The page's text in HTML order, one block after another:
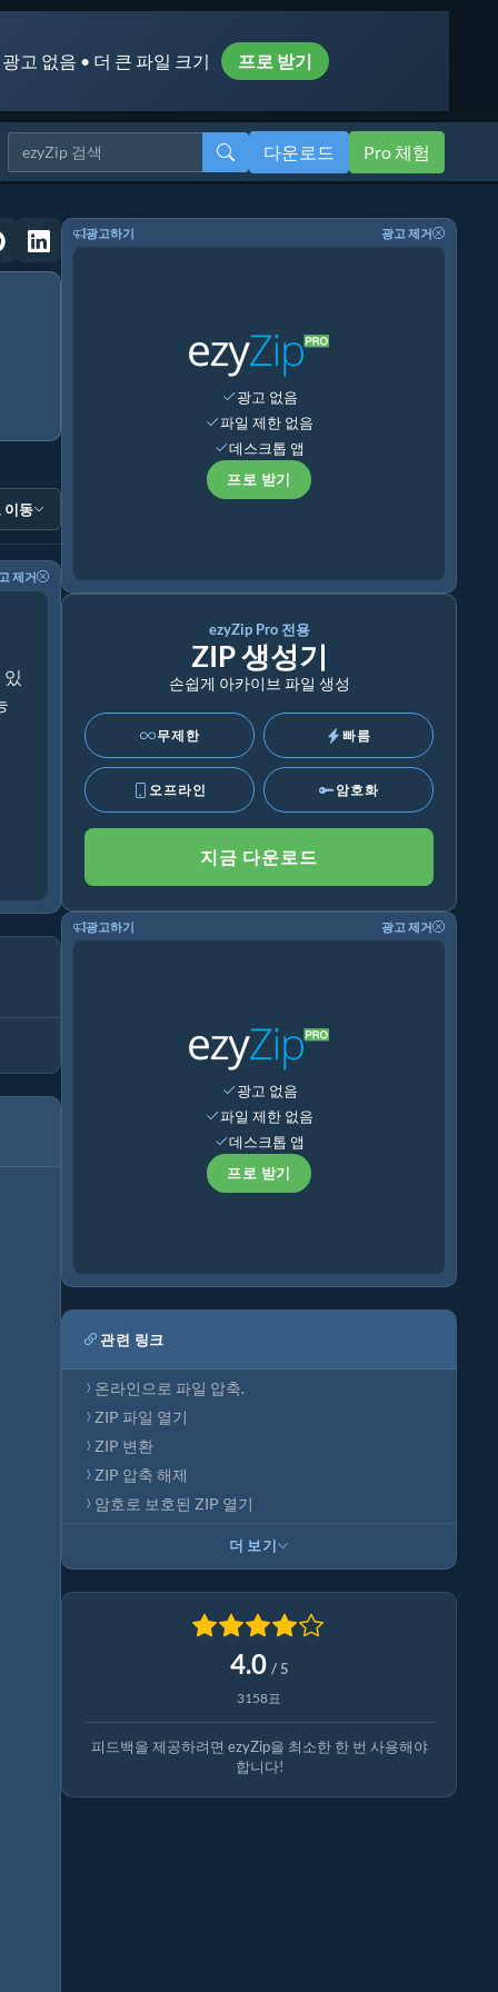
고 없음 • 더 큰 파일 크기 프로 받기
다운로드 Pro 체험
이동
제거
광고하기 광고 제거
광고 없음
파일 제한 없음
데스크톱 앱
프로 받기
ezyZip Pro 전용
ZIP 생성기
손쉽게 아카이브 파일 생성
무제한 빠름
오프라인 암호화
지금 다운로드
광고하기 광고 제거
광고 없음
파일 제한 없음
데스크톱 앱
프로 받기
관련 링크
온라인으로 파일 압축.
ZIP 파일 열기
ZIP 변환
ZIP 압축 해제
암호로 보호된 ZIP 열기
더 보기
4.0 / 5
3158표
피드백을 제공하려면 ezyZip을 최소한 한 번 사용해야
합니다!